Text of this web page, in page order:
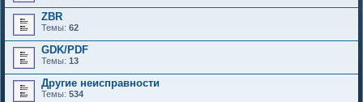
ZBR
Темы: 62
GDK/PDF
Темы: 13
Другие неисправности
Темы: 534